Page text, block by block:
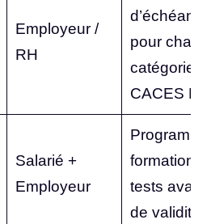
Employeur /
RH
d’échéance
pour
catégorie
CACES
Salarié +
Employeur
formation +
tests avant
de validité